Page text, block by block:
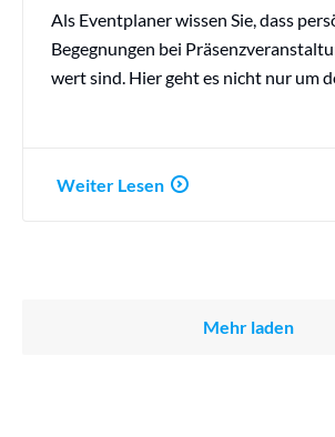
Als Eventplaner wissen Sie, dass
Begegnungen bei
wert sind. Hier geht es nicht nur um
Weiter Lesen
Mehr laden